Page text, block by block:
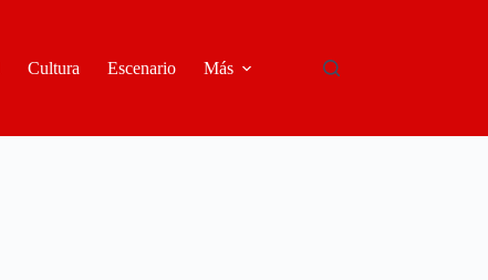
Cultura Escenario Más